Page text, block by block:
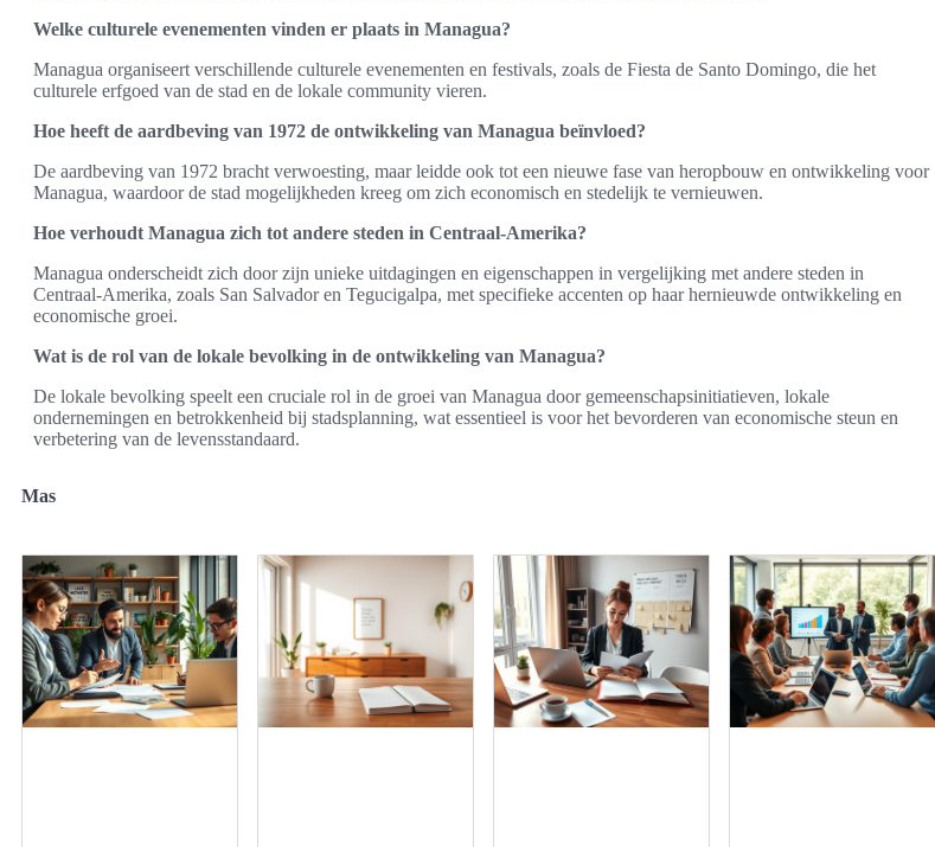
Welke culturele evenementen vinden er plaats in Managua?
Managua organiseert verschillende culturele evenementen en festivals, zoals de Fiesta de Santo Domingo, die het
culturele erfgoed van de stad en de lokale community vieren.
Hoe heeft de aardbeving van 1972 de ontwikkeling van Managua beïnvloed?
De aardbeving van 1972 bracht verwoesting, maar leidde ook tot een nieuwe fase van heropbouw en ontwikkeling voor
Managua, waardoor de stad mogelijkheden kreeg om zich economisch en stedelijk te vernieuwen.
Hoe verhoudt Managua zich tot andere steden in Centraal-Amerika?
Managua onderscheidt zich door zijn unieke uitdagingen en eigenschappen in vergelijking met andere steden in
Centraal-Amerika, zoals San Salvador en Tegucigalpa, met specifieke accenten op haar hernieuwde ontwikkeling en
economische groei.
Wat is de rol van de lokale bevolking in de ontwikkeling van Managua?
De lokale bevolking speelt een cruciale rol in de groei van Managua door gemeenschapsinitiatieven, lokale
ondernemingen en betrokkenheid bij stadsplanning, wat essentieel is voor het bevorderen van economische steun en
verbetering van de levensstandaard.
Mas